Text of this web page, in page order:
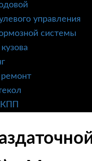
управления
системы
ремонт